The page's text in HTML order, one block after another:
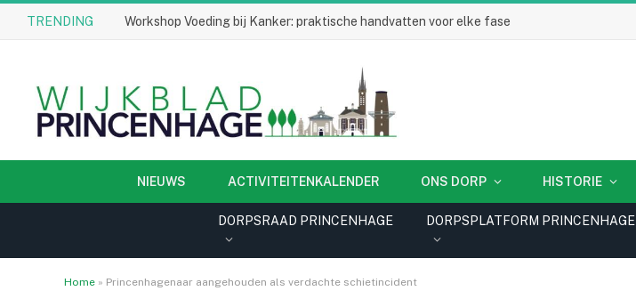
TRENDING Workshop Voeding bij Kanker: praktische handvatten voor elke fase
NIEUWS ACTIVITEITENKALENDER ONS DORP HISTORIE
DORPSRAAD PRINCENHAGE DORPSPLATFORM PRINCENHAGE
Home » Princenhagenaar aangehouden als verdachte schietincident